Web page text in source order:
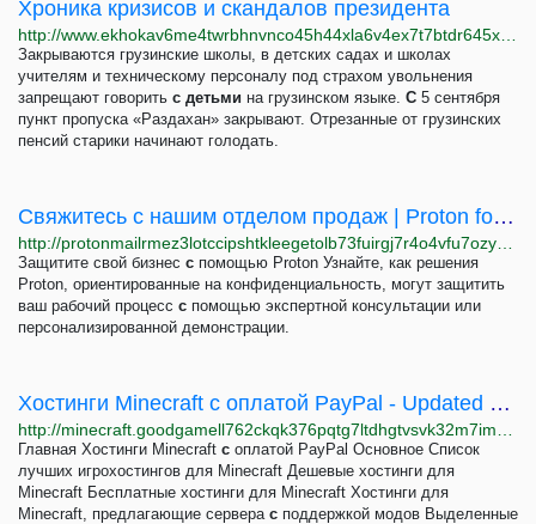
Хроника кризисов и скандалов президента
Закрываются грузинские школы, в детских садах и школах
учителям и техническому персоналу под страхом увольнения
запрещают говорить с детьми на грузинском языке. С 5 сентября
пункт пропуска «Раздахан» закрывают. Отрезанные от грузинских
пенсий старики начинают голодать.
Свяжитесь с нашим отделом продаж | Proton for Business
Защитите свой бизнес с помощью Proton Узнайте, как решения
Proton, ориентированные на конфиденциальность, могут защитить
ваш рабочий процесс с помощью экспертной консультации или
персонализированной демонстрации.
Хостинги Minecraft с оплатой PayPal - Updated 07.2025 - GoodGameServers.com
Главная Хостинги Minecraft с оплатой PayPal Основное Список
лучших игрохостингов для Minecraft Дешевые хостинги для
Minecraft Бесплатные хостинги для Minecraft Хостинги для
Minecraft, предлагающие сервера с поддержкой модов Выделенные